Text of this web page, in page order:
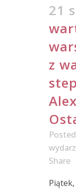
21
z
Share